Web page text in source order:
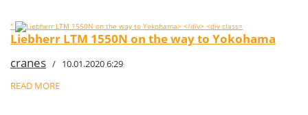
"
Liebherr LTM 1550N on the way to Yokohama
cranes / 10.01.2020 6:29
READ MORE